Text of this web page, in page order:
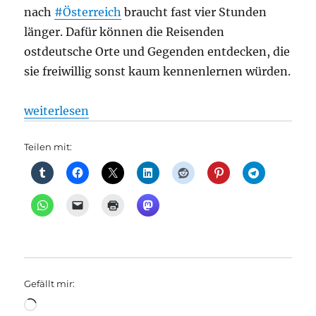
nach #Österreich braucht fast vier Stunden
länger. Dafür können die Reisenden
ostdeutsche Orte und Gegenden entdecken, die
sie freiwillig sonst kaum kennenlernen würden.
„Bahnverkehr: Berlins lahmster Schnellzug: Nach
weiterlesen
Teilen mit:
Gefällt mir:
Wird